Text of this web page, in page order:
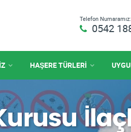
Telefon Numaramız:
0542
HAŞERE TÜRLERİ